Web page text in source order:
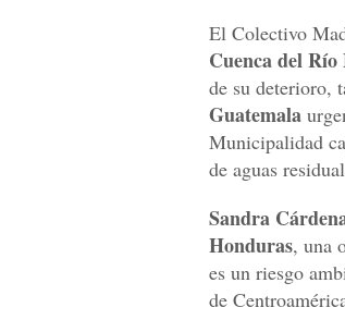
El Colectivo
Cuenca del
de su deterioro,
Guatemala
Municipalidad
de aguas
Sandra
Honduras, una
es un riesgo
de